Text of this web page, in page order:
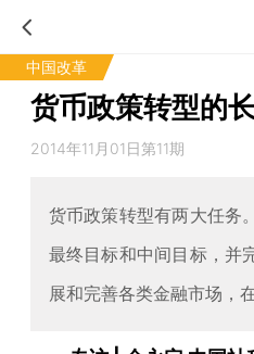
中国改革
货币政策转型的
2014年11月01日第11期
货币政策转型有两大任务
最终目标和中间目标，并
展和完善各类金融市场，